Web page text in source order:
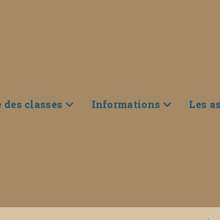
des classes Informations Les